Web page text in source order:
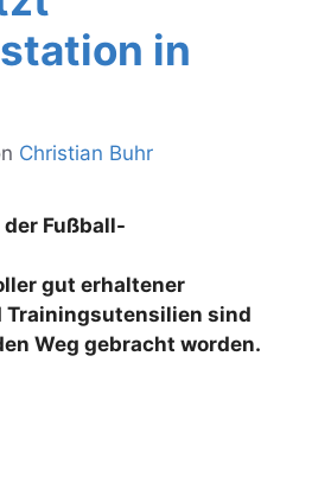
in
Christian Buhr
Fußball-
gut erhaltener
Trainingsutensilien sind
Weg gebracht worden.